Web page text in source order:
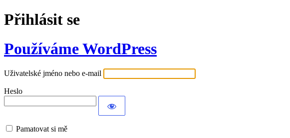
Přihlásit se
Používáme WordPress
Uživatelské jméno nebo e-mail
Heslo
Pamatovat si mě